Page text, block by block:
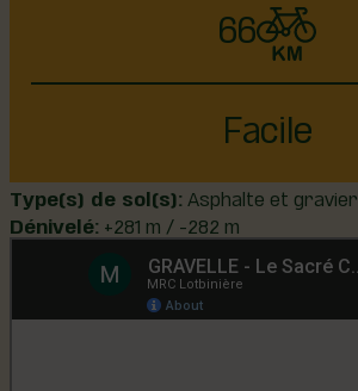
66
Facile
Type(s) de sol(s): Asphalte et gravier
Dénivelé: +281 m / -282 m